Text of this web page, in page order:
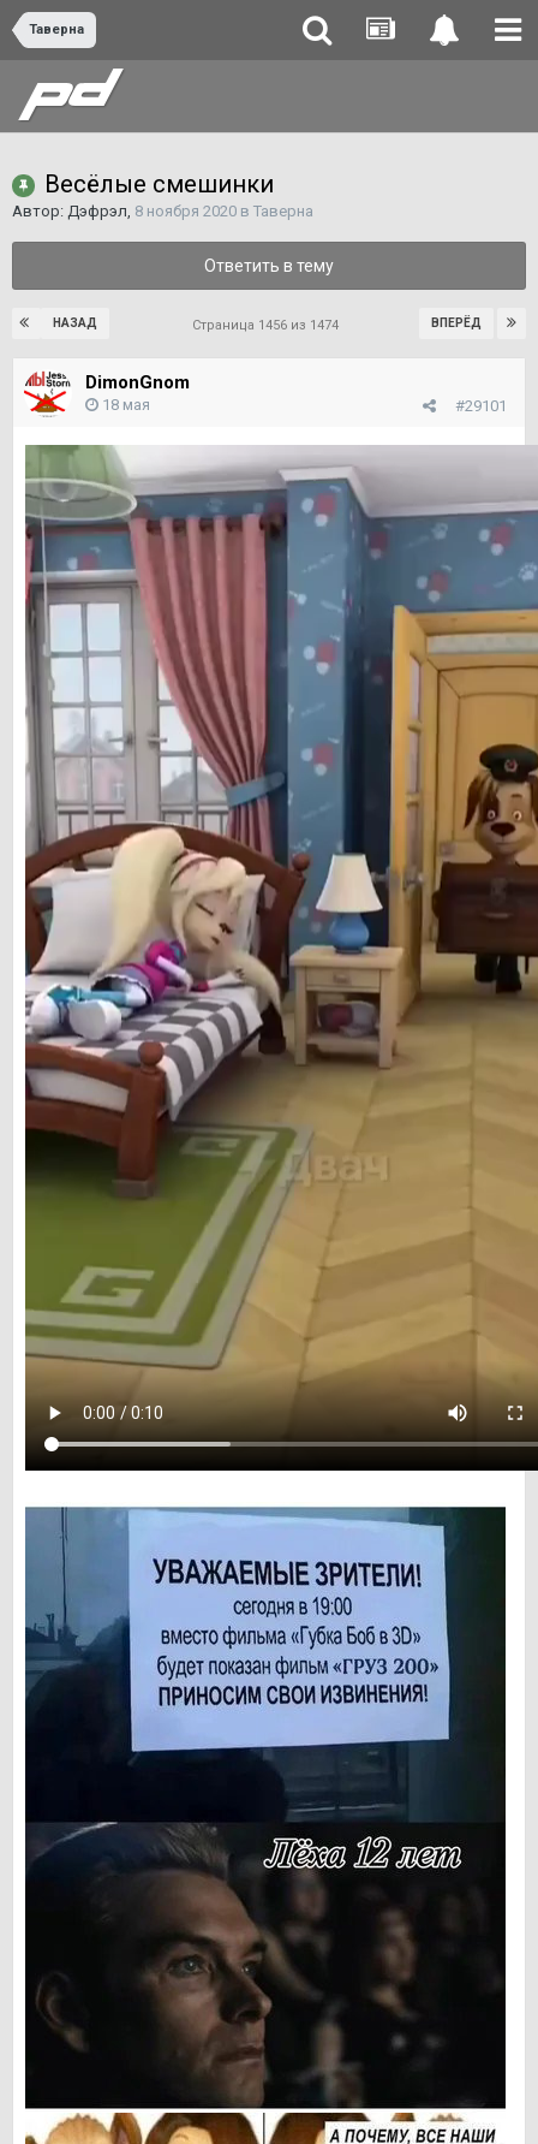
Таверна
Весёлые смешинки
Автор: Дэфрэл, 8 ноября 2020 в Таверна
Ответить в тему
НАЗАД ВПЕРЁД
Страница 1456 из 1474
DimоnGnom
#29101
18 мая